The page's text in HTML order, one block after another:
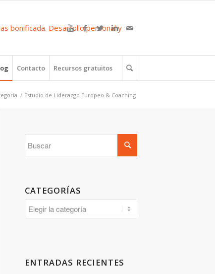
Contacto Recursos gratuitos
/ Estudio de Liderazgo Europeo & Coaching
CATEGORÍAS
ENTRADAS RECIENTES